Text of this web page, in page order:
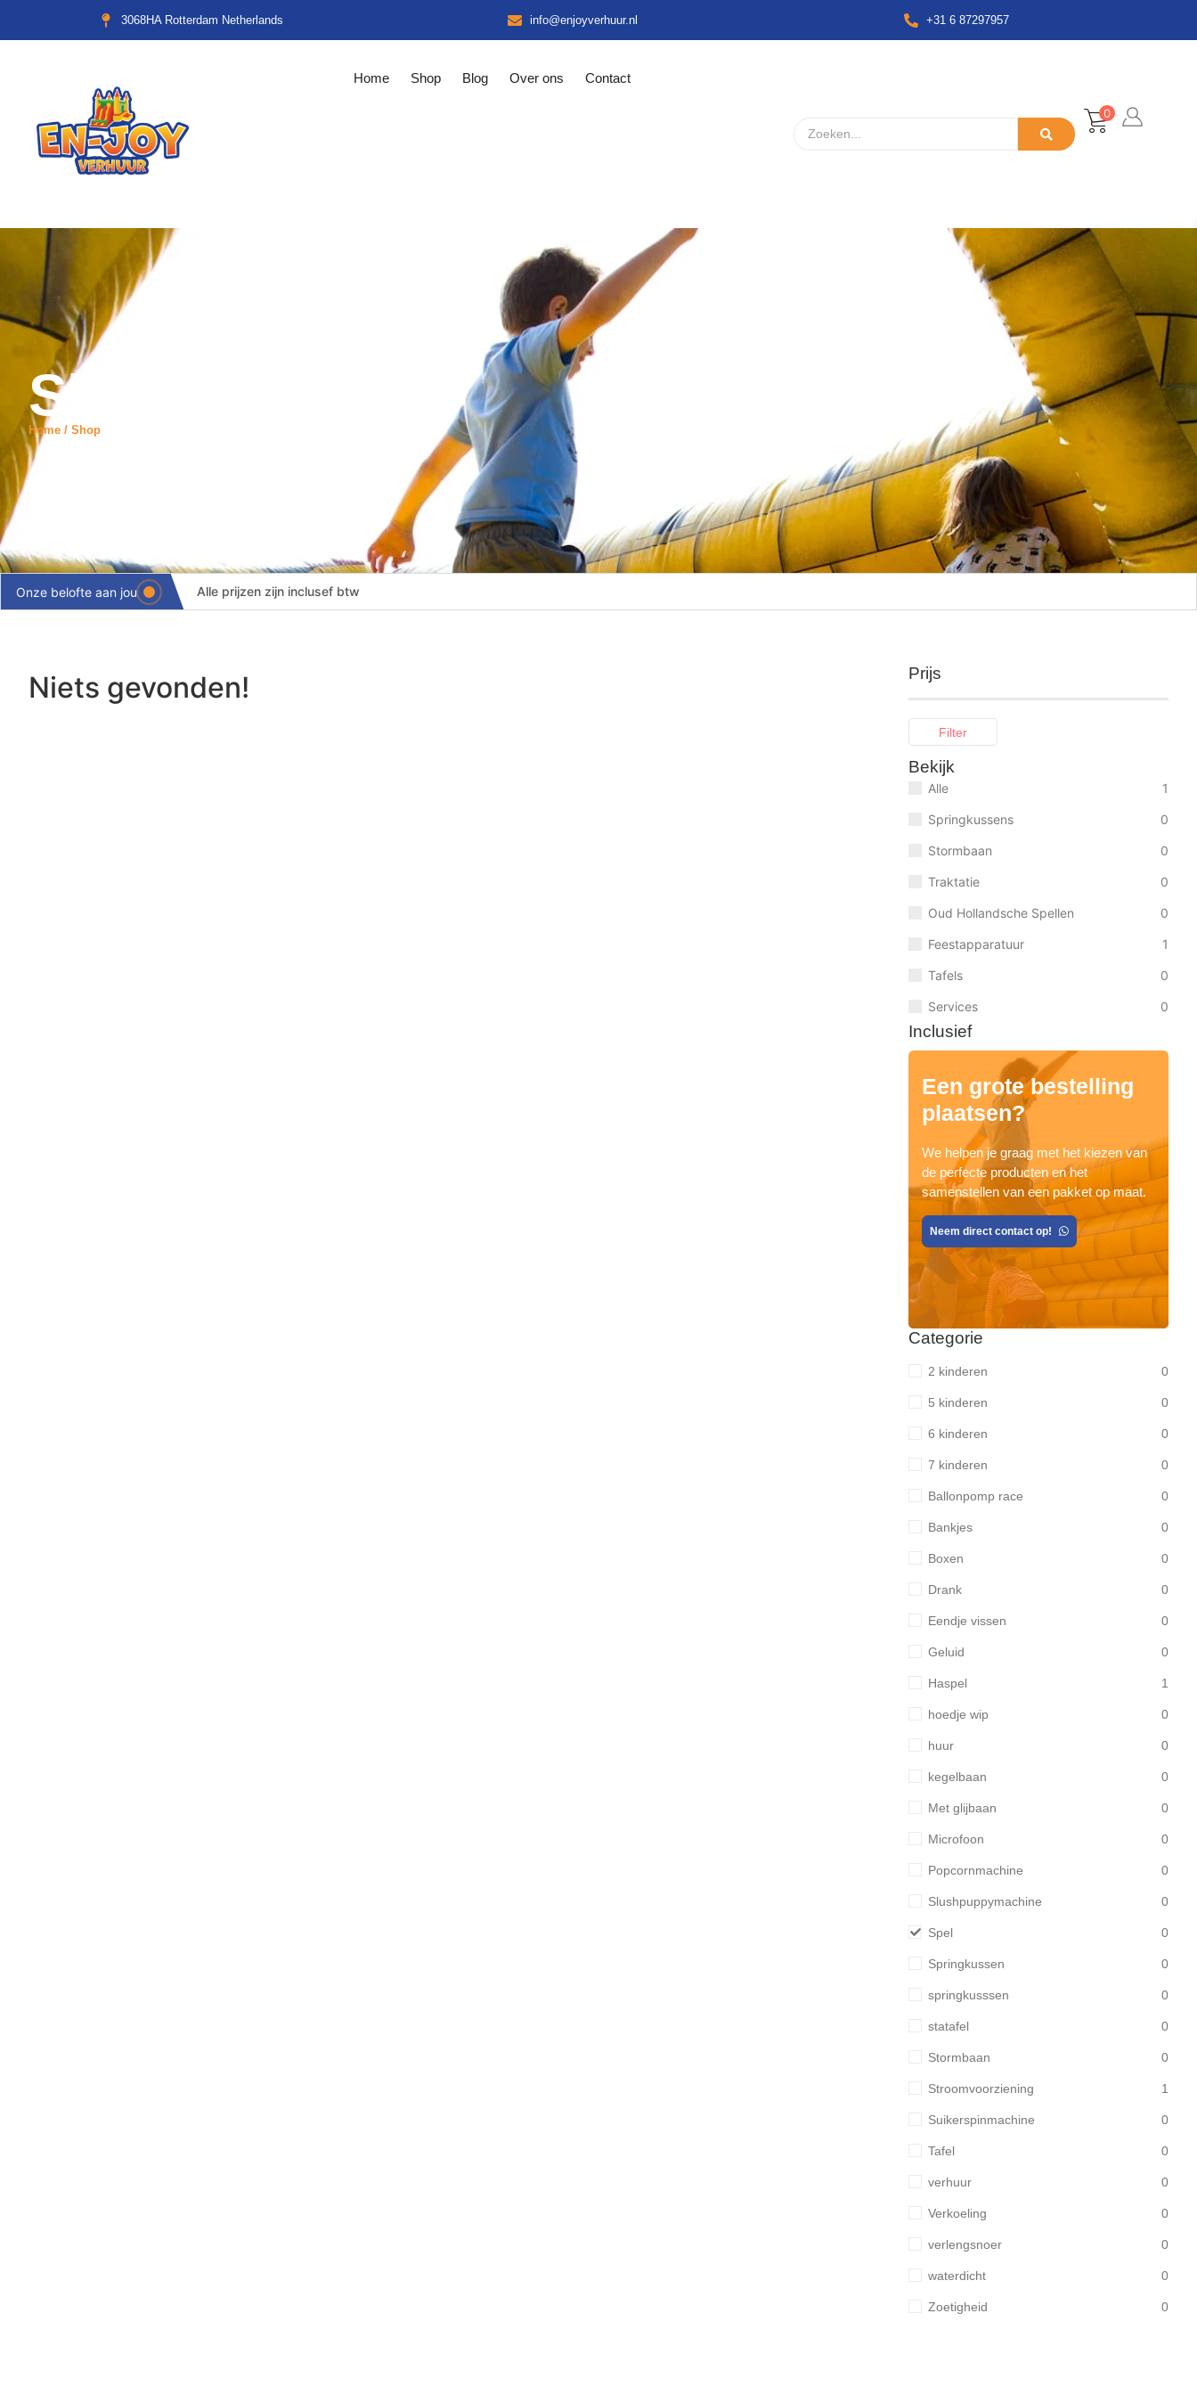
3068HA Rotterdam Netherlands info@enjoyverhuur.nl +31 6 87297957
Home Shop Blog Over ons Contact
0
Shop
Home / Shop
Onze belofte aan jou
Alle prijzen zijn inclusef btw
Niets gevonden!
Bekijk
Alle 1
Springkussens 0
Stormbaan 0
Traktatie 0
Oud Hollandsche Spellen 0
Feestapparatuur 1
Tafels 0
Services 0
Prijs
Filter
Inclusief
Een grote bestelling
plaatsen?
We helpen je graag met het kiezen van
de perfecte producten en het
samenstellen van een pakket op maat.
Neem direct contact op!
Categorie
2 kinderen 0
5 kinderen 0
6 kinderen 0
7 kinderen 0
Ballonpomp race 0
Bankjes 0
Boxen 0
Drank 0
Eendje vissen 0
Geluid 0
Haspel 1
hoedje wip 0
huur 0
kegelbaan 0
Met glijbaan 0
Microfoon 0
Popcornmachine 0
Slushpuppymachine 0
Spel 0
Springkussen 0
springkusssen 0
statafel 0
Stormbaan 0
Stroomvoorziening 1
Suikerspinmachine 0
Tafel 0
verhuur 0
Verkoeling 0
verlengsnoer 0
waterdicht 0
Zoetigheid 0